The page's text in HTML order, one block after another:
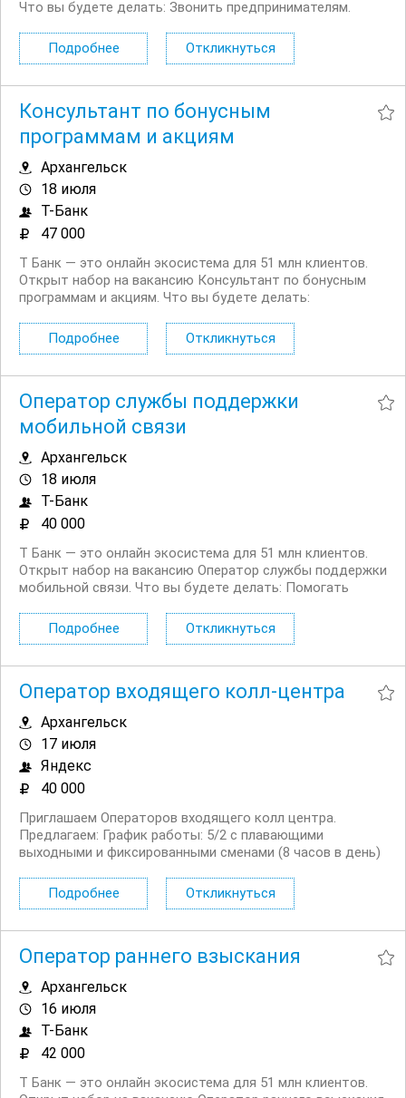
Что вы будете делать: Звонить предпринимателям.
потребности клиентов и подбирать нужные услуги. Мы
действительно пытаемся помочь и быть...
Подробнее Откликнуться
Консультант по бонусным
программам и акциям
Архангельск
18 июля
Т-Банк
47 000
Т Банк — это онлайн экосистема для 51 млн клиентов.
Открыт набор на вакансию Консультант по бонусным
программам и акциям. Что вы будете делать:
использования кэшбэка, бонусов и участия в акциях
Помогать разобраться в условиях...
Подробнее Откликнуться
Оператор службы поддержки
мобильной связи
Архангельск
18 июля
Т-Банк
40 000
Т Банк — это онлайн экосистема для 51 млн клиентов.
Открыт набор на вакансию Оператор службы поддержки
мобильной связи. Что вы будете делать: Помогать
использования мобильной связи Помогать с
настройками мобильной связи ...
Подробнее Откликнуться
Оператор входящего колл-центра
Архангельск
17 июля
Яндекс
40 000
Приглашаем Операторов входящего колл центра.
Предлагаем: График работы: 5/2 с плавающими
выходными и фиксированными сменами (8 часов в день)
Удалённую работу и гибкий график — 5/2 с плавающими
выходными и фиксированными сменами...
Подробнее Откликнуться
Оператор раннего взыскания
Архангельск
16 июля
Т-Банк
42 000
Т Банк — это онлайн экосистема для 51 млн клиентов.